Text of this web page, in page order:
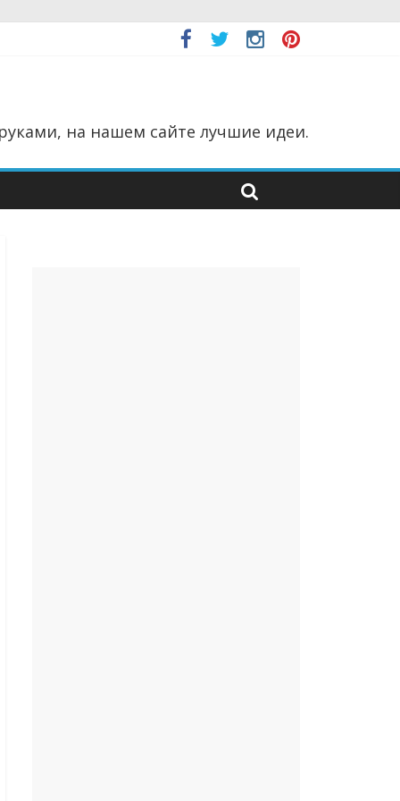
на нашем сайте лучшие идеи.